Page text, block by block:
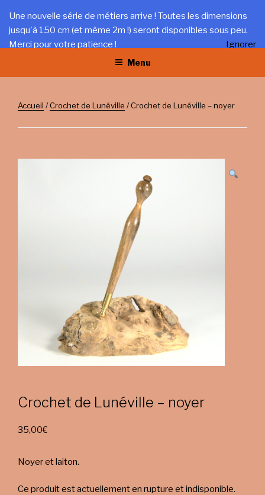
contenu
principal
LA TRÉFILERIE
Gîte et artisanat au coeur du Jura
Menu
Accueil /Crochet de Lunéville / Crochet de Lunéville – noyer
Crochet de Lunéville – noyer
35,00€
Noyer et laiton.
Ce produit est actuellement en rupture et indisponible.
Une nouvelle série de métiers arrive ! Toutes les dimensions
jusqu'à 150 cm (et même 2m !) seront disponibles sous peu.
Merci pour votre patience !
Ignorer